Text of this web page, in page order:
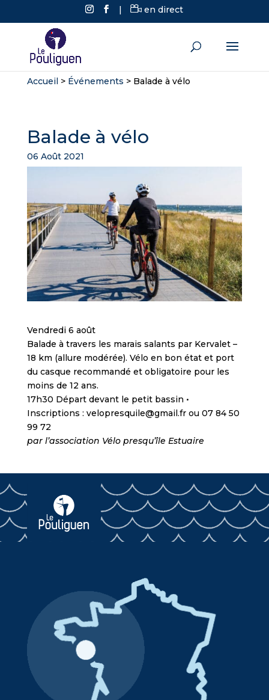
| en direct
Accueil> Événements > Balade à vélo
Balade à vélo
06 Août 2021
Vendredi 6 août
Balade à travers les marais salants par Kervalet –
18 km (allure modérée). Vélo en bon état et port
du casque recommandé et obligatoire pour les
moins de 12 ans.
17h30 Départ devant le petit bassin •
Inscriptions : velopresquile@gmail.fr ou 07 84 50
99 72
par l’association Vélo presqu’île Estuaire